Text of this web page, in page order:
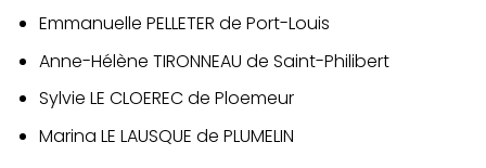
Emmanuelle PELLETER de Port-Louis
Anne-Hélène TIRONNEAU de Saint-Philibert
Sylvie LE CLOEREC de Ploemeur
Marina LE LAUSQUE de PLUMELIN